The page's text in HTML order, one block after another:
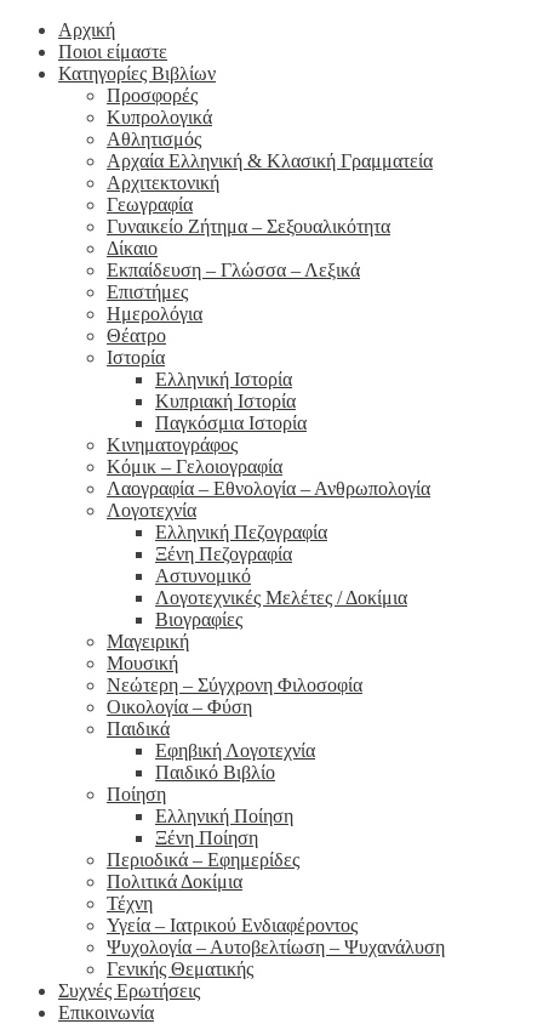
Αρχική
Ποιοι είμαστε
Κατηγορίες Βιβλίων
Προσφορές
Κυπρολογικά
Αθλητισμός
Αρχαία Ελληνική & Κλασική Γραμματεία
Αρχιτεκτονική
Γεωγραφία
Γυναικείο Ζήτημα – Σεξουαλικότητα
Δίκαιο
Εκπαίδευση – Γλώσσα – Λεξικά
Επιστήμες
Ημερολόγια
Θέατρο
Ιστορία
Ελληνική Ιστορία
Κυπριακή Ιστορία
Παγκόσμια Ιστορία
Κινηματογράφος
Κόμικ – Γελοιογραφία
Λαογραφία – Εθνολογία – Ανθρωπολογία
Λογοτεχνία
Ελληνική Πεζογραφία
Ξένη Πεζογραφία
Αστυνομικό
Λογοτεχνικές Μελέτες / Δοκίμια
Βιογραφίες
Μαγειρική
Μουσική
Νεώτερη – Σύγχρονη Φιλοσοφία
Οικολογία – Φύση
Παιδικά
Εφηβική Λογοτεχνία
Παιδικό Βιβλίο
Ποίηση
Ελληνική Ποίηση
Ξένη Ποίηση
Περιοδικά – Εφημερίδες
Πολιτικά Δοκίμια
Τέχνη
Υγεία – Ιατρικού Ενδιαφέροντος
Ψυχολογία – Αυτοβελτίωση – Ψυχανάλυση
Γενικής Θεματικής
Συχνές Ερωτήσεις
Επικοινωνία